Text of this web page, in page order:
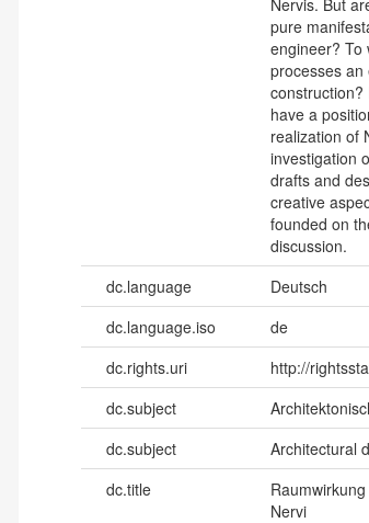
Nervis. But
pure
engineer? To
processes an
construction?
have a
realization of
investigation
drafts and
creative
founded on
discussion.
dc.language
Deutsch
dc.language.iso
de
dc.rights.uri
http://
dc.subject
dc.subject
Architectural
dc.title
Nervi